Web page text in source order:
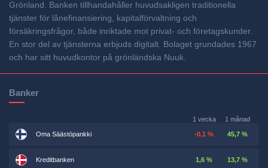
Grönland. Banken tillhandahåller huvudsakligen traditionella
tjänster för lånefinansiering, kapitalförvaltning och
försäkringsfrågor, både inriktade mot privat- och företagskunder.
En stor del av tjänsterna erbjuds digitalt. Bolaget grundades 1967
och har sitt huvudkontor på grönländska Nuuk.
Banker
1 vecka 1 månad
Oma Säästöpankki -0,1 % 45,7 %
Kreditbanken 1,6 % 13,7 %